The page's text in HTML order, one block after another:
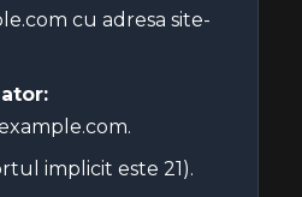
cu adresa site-
implicit este 21).